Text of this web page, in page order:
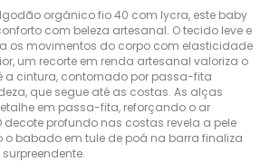
orgânico fio 40 com lycra, este baby
com beleza artesanal. O tecido leve e
os movimentos do corpo com elasticidade
um recorte em renda artesanal valoriza o
a cintura, contornado por passa-fita
que segue até as costas. As alças
em passa-fita, reforçando o ar
profundo nas costas revela a pele
o babado em tule de poá na barra finaliza